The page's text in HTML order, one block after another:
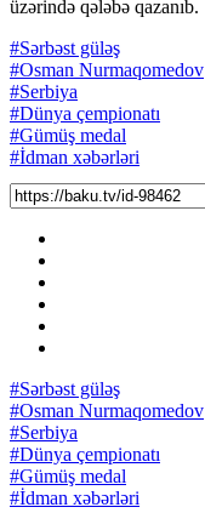
üzərində qələbə qazanıb.
#Sərbəst güləş
#Osman Nurmaqomedov
#Serbiya
#Dünya çempionatı
#Gümüş medal
#İdman xəbərləri
#Sərbəst güləş
#Osman Nurmaqomedov
#Serbiya
#Dünya çempionatı
#Gümüş medal
#İdman xəbərləri